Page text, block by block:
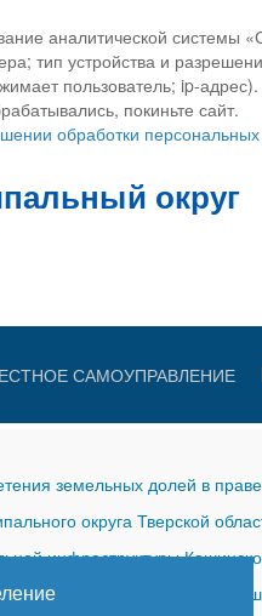
аналитической
тип устройства и
пользователь; ip-
покиньте сайт.
обработки
САМОУПРАВЛЕНИЕ
земельных долей в
округа Тверской
инфраструктуры
сельского поселения